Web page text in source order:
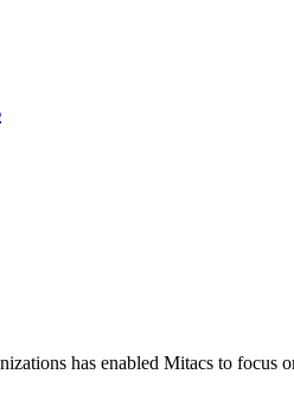
has enabled Mitacs to focus